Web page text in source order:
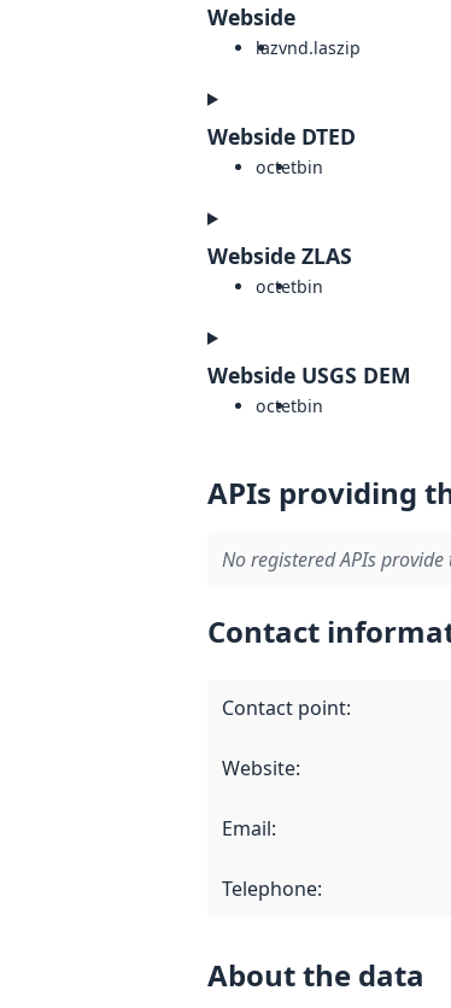
Webside
lazvnd.laszip
Webside DTED
octetbin
Webside ZLAS
octetbin
Webside USGS DEM
octetbin
APIs providing
No registered APIs
Contact
Contact point:
Website:
Email:
Telephone:
About the data